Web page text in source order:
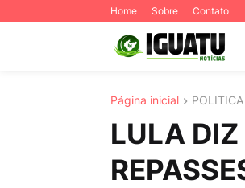
Home Sobre Contato
Página inicial POLITICA
LULA DIZ